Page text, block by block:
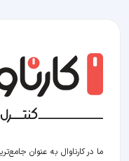
ما در کارناوال به عنوان